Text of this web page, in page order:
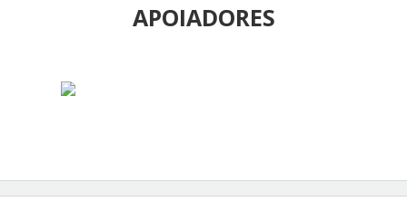
APOIADORES